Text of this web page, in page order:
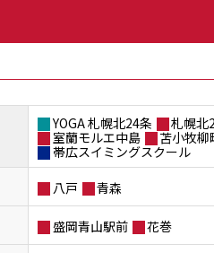
YOGA 札幌北24条 札幌北
室蘭モルエ中島
苫小牧柳
帯広スイミングスクール
八戸 青森
盛岡青山駅前 花巻